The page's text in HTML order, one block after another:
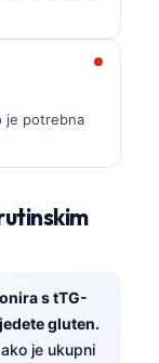
je potrebna
s tTG-
gluten.
je ukupni